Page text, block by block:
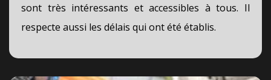
sont très intéressants et accessibles à tous. Il
respecte aussi les délais qui ont été établis.